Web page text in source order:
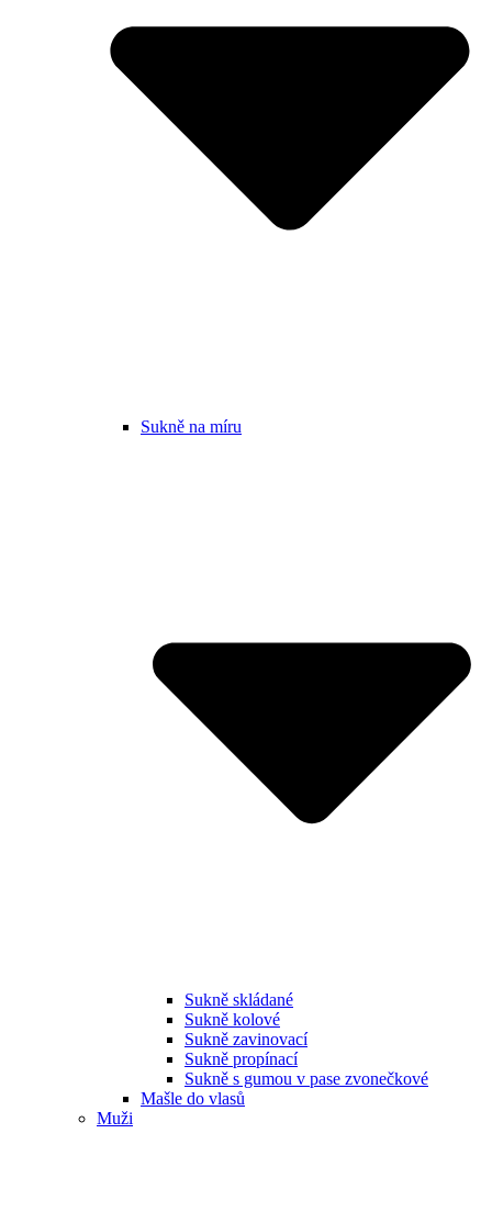
Sukně na míru
Sukně skládané
Sukně kolové
Sukně zavinovací
Sukně propínací
Sukně s gumou v pase zvonečkové
Mašle do vlasů
Muži